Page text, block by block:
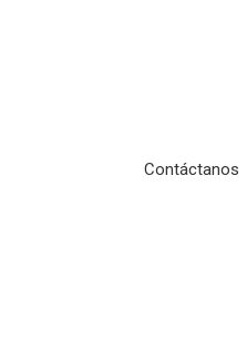
Contáctanos